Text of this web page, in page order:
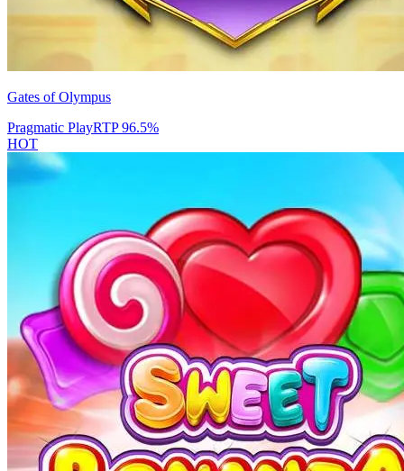
Gates of Olympus
Pragmatic PlayRTP96.5%
HOT